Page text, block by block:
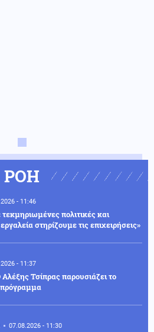
ΡΟΗ
- 11:46
πολιτικές και
στηρίζουμε τις επιχειρήσεις»
- 11:37
Τσίπρας παρουσιάζει το
πρόγραμμα
07.08.2026 - 11:30